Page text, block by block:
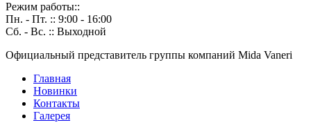
Режим работы::
Пн. - Пт. :: 9:00 - 16:00
Сб. - Вс. :: Выходной
Официальный представитель группы компаний Mida Vaneri
Главная
Новинки
Контакты
Галерея